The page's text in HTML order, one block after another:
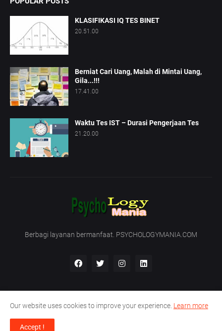
KLASIFIKASI IQ TES BINET
20.51.00
Berniat Cari Uang, Malah di Mintai Uang,
Gila...!!!
17.41.00
Waktu Tes IST – Durasi Pengerjaan Tes
21.20.00
Berbagi layanan bermanfaat. PSYCHOLOGYMANIA.COM
Support by -
Tentang Kami Hubungi Kami
Our website uses cookies to improve your experience. Learn more
Accept !